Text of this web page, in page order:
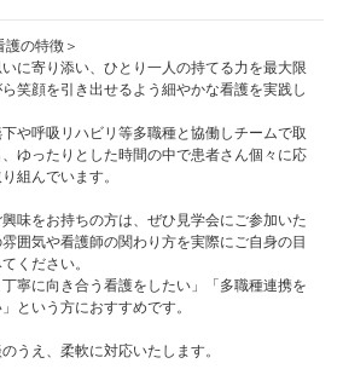
護の特徴＞
に寄り添い、ひとり一人の持てる力を最大限
笑顔を引き出せるよう細やかな看護を実践し
や呼吸リハビリ等多職種と協働しチームで取
ゆったりとした時間の中で患者さん個々に応
組んでいます。
味をお持ちの方は、ぜひ見学会にご参加いた
囲気や看護師の関わり方を実際にご自身の目
ください。
丁寧に向き合う看護をしたい」「多職種連携を
という方におすすめです。
うえ、柔軟に対応いたします。